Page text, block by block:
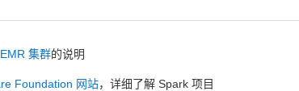
集群的说明
Foundation 网站，详细了解 Spark 项目